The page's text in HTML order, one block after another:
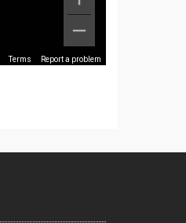
Terms Report a problem